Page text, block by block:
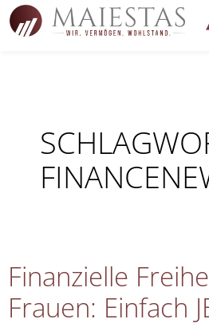
Finanzielle
Frauen: Einfach